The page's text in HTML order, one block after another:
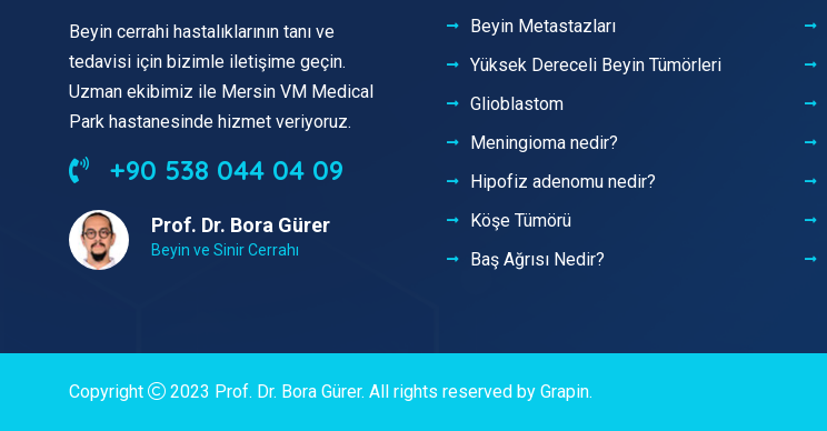
Beyin cerrahi hastalıklarının tanı ve
tedavisi için bizimle iletişime geçin.
Uzman ekibimiz ile Mersin VM Medical
Park hastanesinde hizmet veriyoruz.
+90 538 044 04 09
Prof. Dr. Bora Gürer
Beyin ve Sinir Cerrahı
Beyin Metastazları
Yüksek Dereceli Beyin Tümörleri
Glioblastom
Meningioma nedir?
Hipofiz adenomu nedir?
Köşe Tümörü
Baş Ağrısı Nedir?
Copyright 2023 Prof. Dr. Bora Gürer. All rights reserved by Grapin.